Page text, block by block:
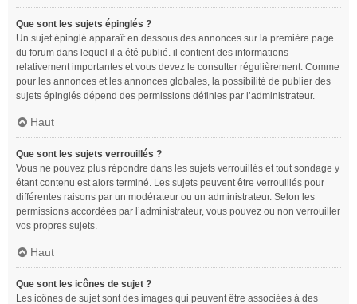
Que sont les sujets épinglés ?
Un sujet épinglé apparaît en dessous des annonces sur la première page
du forum dans lequel il a été publié. il contient des informations
relativement importantes et vous devez le consulter régulièrement. Comme
pour les annonces et les annonces globales, la possibilité de publier des
sujets épinglés dépend des permissions définies par l’administrateur.
Haut
Que sont les sujets verrouillés ?
Vous ne pouvez plus répondre dans les sujets verrouillés et tout sondage y
étant contenu est alors terminé. Les sujets peuvent être verrouillés pour
différentes raisons par un modérateur ou un administrateur. Selon les
permissions accordées par l’administrateur, vous pouvez ou non verrouiller
vos propres sujets.
Haut
Que sont les icônes de sujet ?
Les icônes de sujet sont des images qui peuvent être associées à des